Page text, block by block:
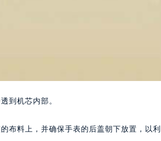
到机芯内部。
布料上，并确保手表的后盖朝下放置，以利